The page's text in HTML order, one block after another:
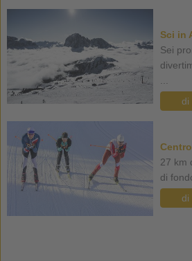
Sci in
Sei
di
27 km
di
di